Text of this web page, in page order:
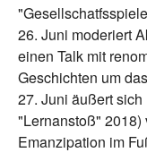
26. Juni moderiert
einen Talk mit
Geschichten um
27. Juni äußert
"Lernanstoß"
Emanzipation im